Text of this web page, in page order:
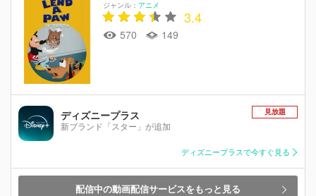
ジャンル： アニメ
3.4
570 149
ディズニープラス
新ブランド「スター」が追加
見放題
ディズニープラスで今すぐ見る
配信中の動画配信サービスをもっと見る